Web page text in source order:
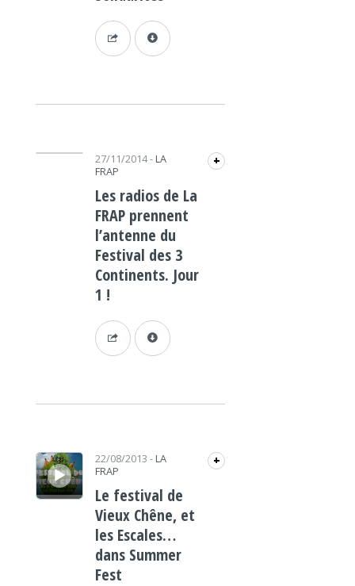
Lecteur audio 27/11/2014- LA
FRAP
+
Les radios de La
FRAP prennent
l’antenne du
Festival des 3
Continents. Jour
1 !
Lecteur audio 22/08/2013 - LA
FRAP
+
Le festival de
Vieux Chêne, et
les Escales…
dans Summer
Fest